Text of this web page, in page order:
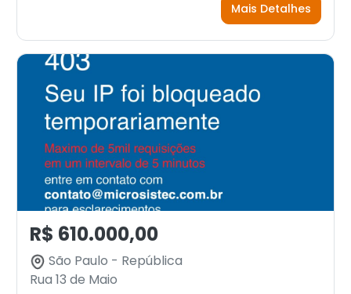
Mais Detalhes
R$ 610.000,00
São Paulo - República
Rua 13 de Maio